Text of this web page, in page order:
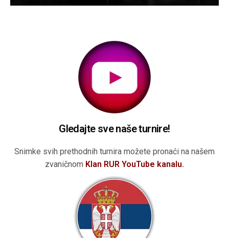
Gledajte sve naše turnire!
Snimke svih prethodnih turnira možete pronaći na našem
zvaničnom Klan RUR YouTube kanalu.